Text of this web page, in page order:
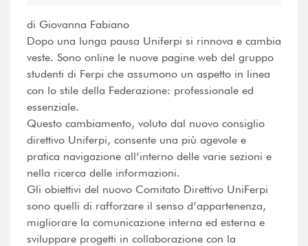
di Giovanna Fabiano
Dopo una lunga pausa Uniferpi si rinnova e cambia
veste. Sono online le nuove pagine web del gruppo
studenti di Ferpi che assumono un aspetto in linea
con lo stile della Federazione: professionale ed
essenziale.
Questo cambiamento, voluto dal nuovo consiglio
direttivo Uniferpi, consente una più agevole e
pratica navigazione all’interno delle varie sezioni e
nella ricerca delle informazioni.
Gli obiettivi del nuovo Comitato Direttivo UniFerpi
sono quelli di rafforzare il senso d’appartenenza,
migliorare la comunicazione interna ed esterna e
sviluppare progetti in collaborazione con la